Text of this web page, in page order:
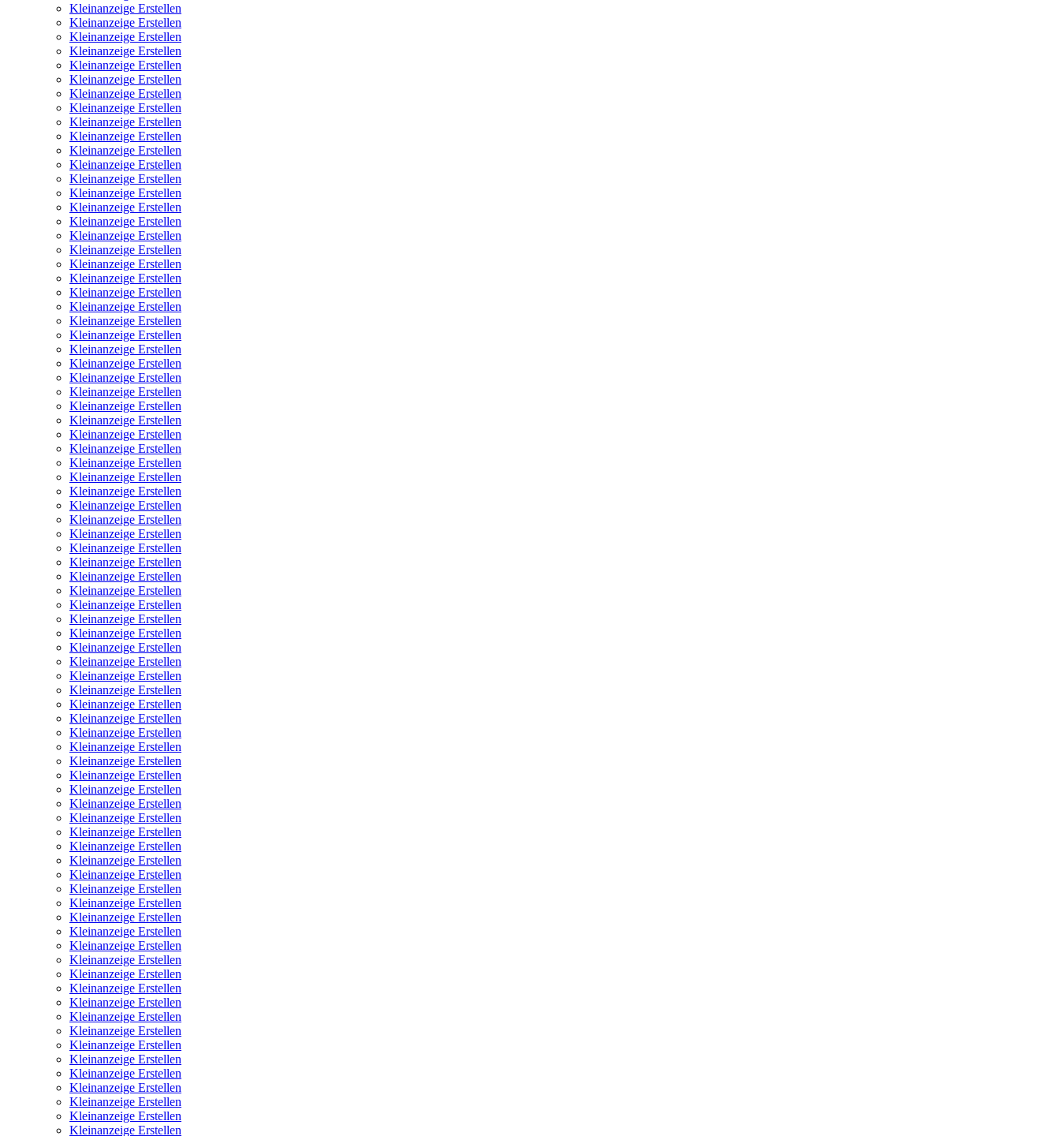
Kleinanzeige Erstellen
Kleinanzeige Erstellen
Kleinanzeige Erstellen
Kleinanzeige Erstellen
Kleinanzeige Erstellen
Kleinanzeige Erstellen
Kleinanzeige Erstellen
Kleinanzeige Erstellen
Kleinanzeige Erstellen
Kleinanzeige Erstellen
Kleinanzeige Erstellen
Kleinanzeige Erstellen
Kleinanzeige Erstellen
Kleinanzeige Erstellen
Kleinanzeige Erstellen
Kleinanzeige Erstellen
Kleinanzeige Erstellen
Kleinanzeige Erstellen
Kleinanzeige Erstellen
Kleinanzeige Erstellen
Kleinanzeige Erstellen
Kleinanzeige Erstellen
Kleinanzeige Erstellen
Kleinanzeige Erstellen
Kleinanzeige Erstellen
Kleinanzeige Erstellen
Kleinanzeige Erstellen
Kleinanzeige Erstellen
Kleinanzeige Erstellen
Kleinanzeige Erstellen
Kleinanzeige Erstellen
Kleinanzeige Erstellen
Kleinanzeige Erstellen
Kleinanzeige Erstellen
Kleinanzeige Erstellen
Kleinanzeige Erstellen
Kleinanzeige Erstellen
Kleinanzeige Erstellen
Kleinanzeige Erstellen
Kleinanzeige Erstellen
Kleinanzeige Erstellen
Kleinanzeige Erstellen
Kleinanzeige Erstellen
Kleinanzeige Erstellen
Kleinanzeige Erstellen
Kleinanzeige Erstellen
Kleinanzeige Erstellen
Kleinanzeige Erstellen
Kleinanzeige Erstellen
Kleinanzeige Erstellen
Kleinanzeige Erstellen
Kleinanzeige Erstellen
Kleinanzeige Erstellen
Kleinanzeige Erstellen
Kleinanzeige Erstellen
Kleinanzeige Erstellen
Kleinanzeige Erstellen
Kleinanzeige Erstellen
Kleinanzeige Erstellen
Kleinanzeige Erstellen
Kleinanzeige Erstellen
Kleinanzeige Erstellen
Kleinanzeige Erstellen
Kleinanzeige Erstellen
Kleinanzeige Erstellen
Kleinanzeige Erstellen
Kleinanzeige Erstellen
Kleinanzeige Erstellen
Kleinanzeige Erstellen
Kleinanzeige Erstellen
Kleinanzeige Erstellen
Kleinanzeige Erstellen
Kleinanzeige Erstellen
Kleinanzeige Erstellen
Kleinanzeige Erstellen
Kleinanzeige Erstellen
Kleinanzeige Erstellen
Kleinanzeige Erstellen
Kleinanzeige Erstellen
Kleinanzeige Erstellen